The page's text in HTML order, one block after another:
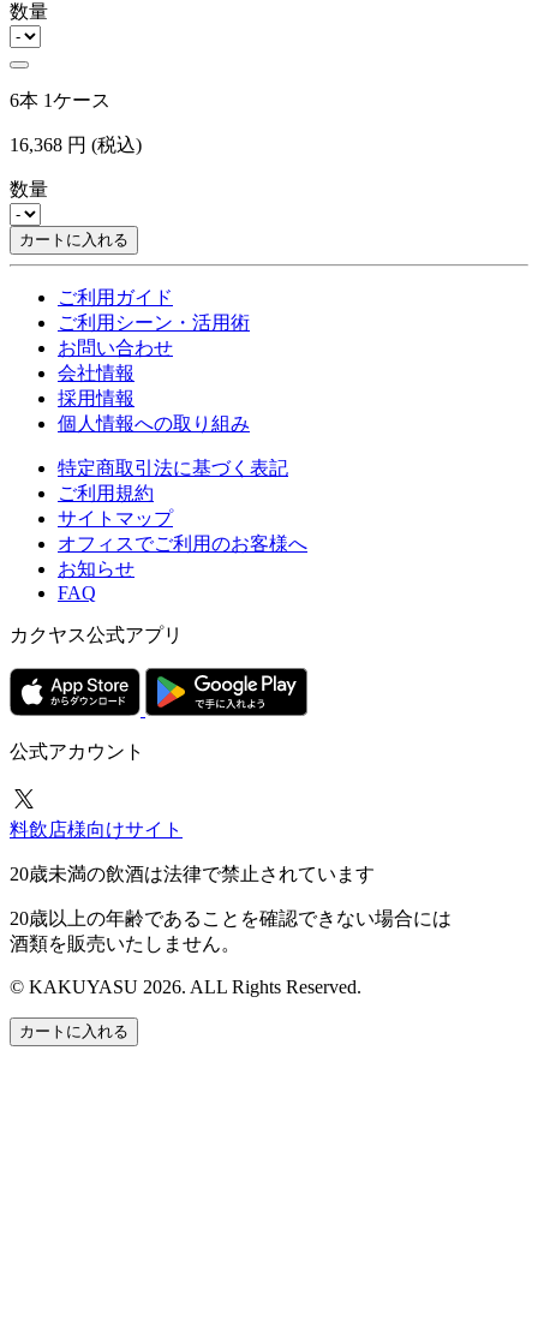
数量
6本 1ケース
16,368 円 (税込)
数量
カートに入れる
ご利用ガイド
ご利用シーン・活用術
お問い合わせ
会社情報
採用情報
個人情報への取り組み
特定商取引法に基づく表記
ご利用規約
サイトマップ
オフィスでご利用のお客様へ
お知らせ
FAQ
カクヤス公式アプリ
公式アカウント
料飲店様向けサイト
20歳未満の飲酒は法律で禁止されています
20歳以上の年齢であることを確認できない場合には
酒類を販売いたしません。
© KAKUYASU 2026. ALL Rights Reserved.
カートに入れる